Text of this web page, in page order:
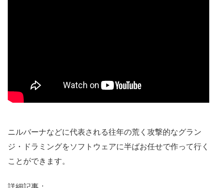
ニルバーナなどに代表される往年の荒く攻撃的なグラン
ジ・ドラミングをソフトウェアに半ばお任せで作って行く
ことができます。